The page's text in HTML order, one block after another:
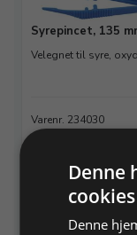
Syrepincet, 135
Velegnet til syre,
Varenr. 234030
Info
Denne
cookies
Denne